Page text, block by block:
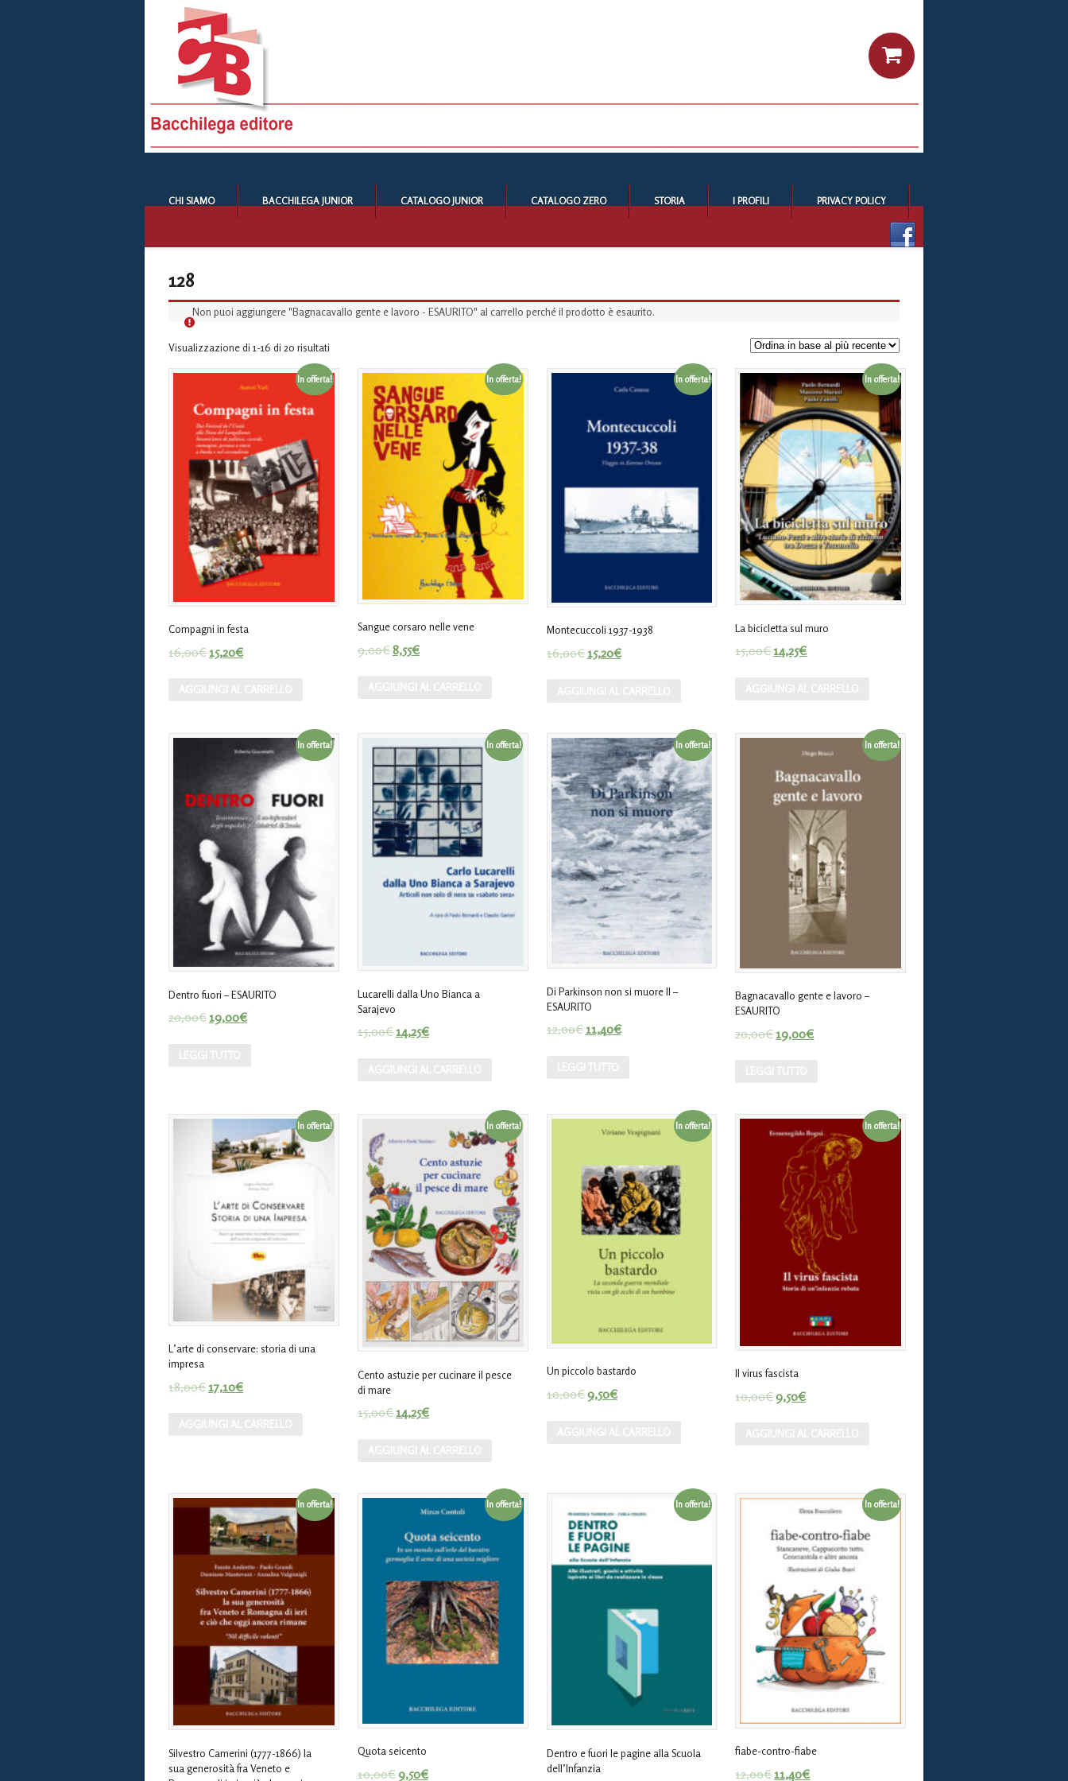
CHI SIAMO BACCHILEGA JUNIOR CATALOGO JUNIOR CATALOGO ZERO STORIA I PROFILI PRIVACY POLICY
128
Non puoi aggiungere "Bagnacavallo gente e lavoro - ESAURITO" al carrello perché il prodotto è esaurito.
Visualizzazione di 1-16 di 20 risultati
In offerta!
Compagni in festa
16,00€15,20€
In offerta!
Sangue corsaro nelle vene
9,00€8,55€
In offerta!
Montecuccoli 1937-1938
16,00€15,20€
In offerta!
La bicicletta sul muro
15,00€14,25€
In offerta!
Dentro fuori – ESAURITO
20,00€19,00€
In offerta!
Lucarelli dalla Uno Bianca a
Sarajevo
15,00€14,25€
In offerta!
Di Parkinson non si muore II –
ESAURITO
12,00€11,40€
In offerta!
Bagnacavallo gente e lavoro –
ESAURITO
20,00€19,00€
In offerta!
L’arte di conservare: storia di una
impresa
18,00€17,10€
In offerta!
Cento astuzie per cucinare il pesce
di mare
15,00€14,25€
In offerta!
Un piccolo bastardo
10,00€9,50€
In offerta!
Il virus fascista
10,00€9,50€
In offerta!
Silvestro Camerini (1777-1866) la
sua generosità fra Veneto e
In offerta!
Quota seicento
10,00€9,50€
In offerta!
Dentro e fuori le pagine alla Scuola
dell’Infanzia
In offerta!
fiabe-contro-fiabe
12,00€11,40€